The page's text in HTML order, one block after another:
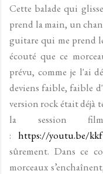
Cette balade qui
prend la main, un
guitare qui me prend
écouté que ce
prévu, comme je l'ai
deviens faible, faible
version rock était déjà
la session
:https://youtu.be/
sûrement. Dans ce
morceaux